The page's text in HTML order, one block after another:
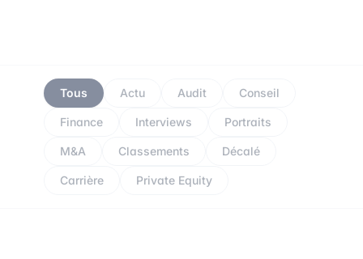
Tous Actu Audit Conseil
Finance Interviews Portraits
M&A Classements Décalé
Carrière Private Equity